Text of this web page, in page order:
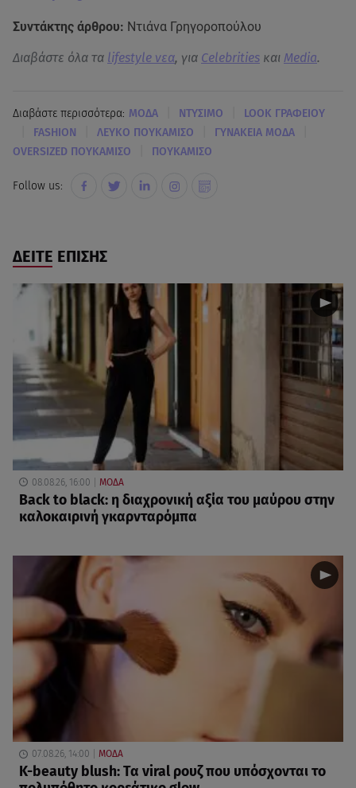
Συντάκτης άρθρου: Ντιάνα Γρηγοροπούλου
Διαβάστε όλα τα lifestyle νεα, για Celebrities και Media.
Διαβάστε περισσότερα: MΟΔΑ ΝΤΥΣΙΜΟ LOOK ΓΡΑΦΕΙΟΥ
FASHION ΛΕΥΚΟ ΠΟΥΚΑΜΙΣΟ ΓΥΝΑΚΕΙΑ ΜΟΔΑ
OVERSIZED ΠΟΥΚΑΜΙΣΟ ΠΟΥΚΑΜΙΣΟ
Follow us:
ΔΕΙΤΕ ΕΠΙΣΗΣ
08.08.26, 16:00 ΜΟΔΑ
Back to black: η διαχρονική αξία του μαύρου στην
καλοκαιρινή γκαρνταρόμπα
07.08.26, 14:00 ΜΟΔΑ
K-beauty blush: Τα viral ρουζ που υπόσχονται το